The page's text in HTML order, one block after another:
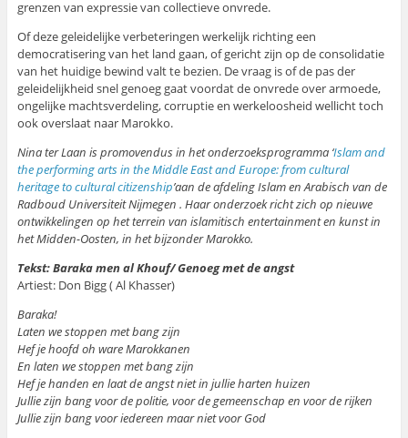
grenzen van expressie van collectieve onvrede.
Of deze geleidelijke verbeteringen werkelijk richting een
democratisering van het land gaan, of gericht zijn op de consolidatie
van het huidige bewind valt te bezien. De vraag is of de pas der
geleidelijkheid snel genoeg gaat voordat de onvrede over armoede,
ongelijke machtsverdeling, corruptie en werkeloosheid wellicht toch
ook overslaat naar Marokko.
Nina ter Laan is promovendusin het onderzoeksprogramma ‘Islam and
the performing arts in the Middle East and Europe: from cultural
heritage to cultural citizenship’aan de afdeling Islam en Arabisch van de
Radboud Universiteit Nijmegen . Haar onderzoek richt zich op nieuwe
ontwikkelingen op het terrein van islamitisch entertainment en kunst in
het Midden-Oosten, in het bijzonder Marokko.
Tekst: Baraka men al Khouf/ Genoeg met de angst
Artiest: Don Bigg ( Al Khasser)
Baraka!
Laten we stoppen met bang zijn
Hef je hoofd oh ware Marokkanen
En laten we stoppen met bang zijn
Hef je handen en laat de angst niet in jullie harten huizen
Jullie zijn bang voor de politie, voor de gemeenschap en voor de rijken
Jullie zijn bang voor iedereen maar niet voor God